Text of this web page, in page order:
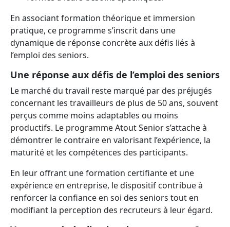
En associant formation théorique et immersion
pratique, ce programme s’inscrit dans une
dynamique de réponse concrète aux défis liés à
l’emploi des seniors.
Une réponse aux défis de l’emploi des seniors
Le marché du travail reste marqué par des préjugés
concernant les travailleurs de plus de 50 ans, souvent
perçus comme moins adaptables ou moins
productifs. Le programme Atout Senior s’attache à
démontrer le contraire en valorisant l’expérience, la
maturité et les compétences des participants.
En leur offrant une formation certifiante et une
expérience en entreprise, le dispositif contribue à
renforcer la confiance en soi des seniors tout en
modifiant la perception des recruteurs à leur égard.